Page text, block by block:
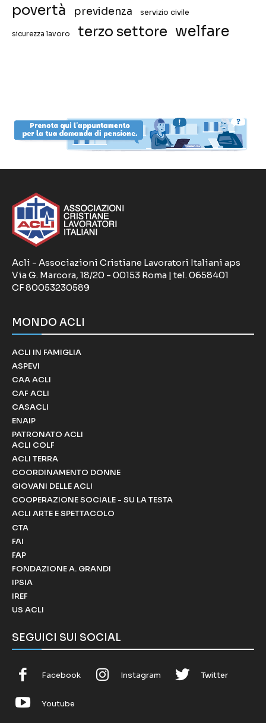
povertà previdenza servizio civile
sicurezza lavoro terzo settore welfare
Acli - Associazioni Cristiane Lavoratori Italiani aps
Via G. Marcora, 18/20 - 00153 Roma | tel. 0658401
CF 80053230589
MONDO ACLI
ACLI IN FAMIGLIA
ASPEVI
CAA ACLI
CAF ACLI
CASACLI
ENAIP
PATRONATO ACLI
ACLI COLF
ACLI TERRA
COORDINAMENTO DONNE
GIOVANI DELLE ACLI
COOPERAZIONE SOCIALE - SU LA TESTA
ACLI ARTE E SPETTACOLO
CTA
FAI
FAP
FONDAZIONE A. GRANDI
IPSIA
IREF
US ACLI
SEGUICI SUI SOCIAL
Facebook Instagram Twitter
Youtube